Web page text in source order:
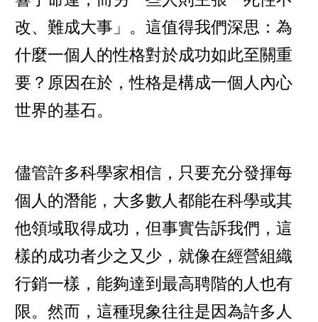
改、難成大事」。這值得我們深思：為
什麼一個人的性格對於成功如此至關重
要？原因在於，性格是構成一個人內心
世界的基石。
儘管許多科學家相信，只要充分發揮每
個人的潛能，大多數人都能在科學或其
他領域取得成功，但事實告訴我們，這
樣的成功者少之又少，就像在經營組織
行銷一樣，能夠達到最高聘階的人也有
限。然而，這種現象往往是因為許多人